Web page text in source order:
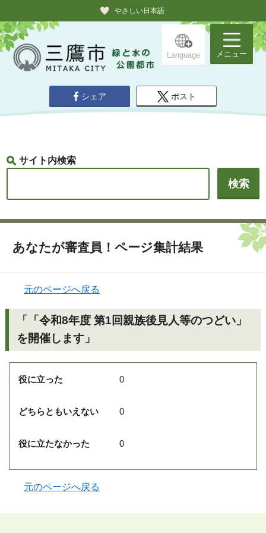
やさしい日本語
Language メニュー
シェア ポスト
サイト内検索
あなたが審査員！ページ集計結果
元のページへ戻る
「「令和8年度 第1回親族後見人等のつどい」
を開催します」
役に立った 0
どちらともいえない 0
役に立たなかった 0
元のページへ戻る